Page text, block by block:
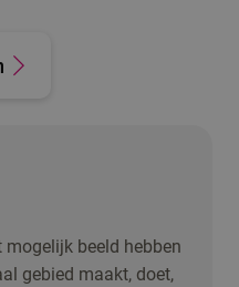
beeld hebben
gebied maakt, doet,